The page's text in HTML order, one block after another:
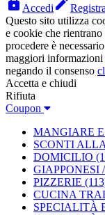
 Accedi 
Questo sito utilizza
e cookie che
procedere è
maggiori informazioni
negando il consenso
Accetta e chiudi
Rifiuta
Coupon
MANGIARE
SCONTI
DOMICILIO
GIAPPONESI
PIZZERIE
CUCINA
SPECIALITÀ